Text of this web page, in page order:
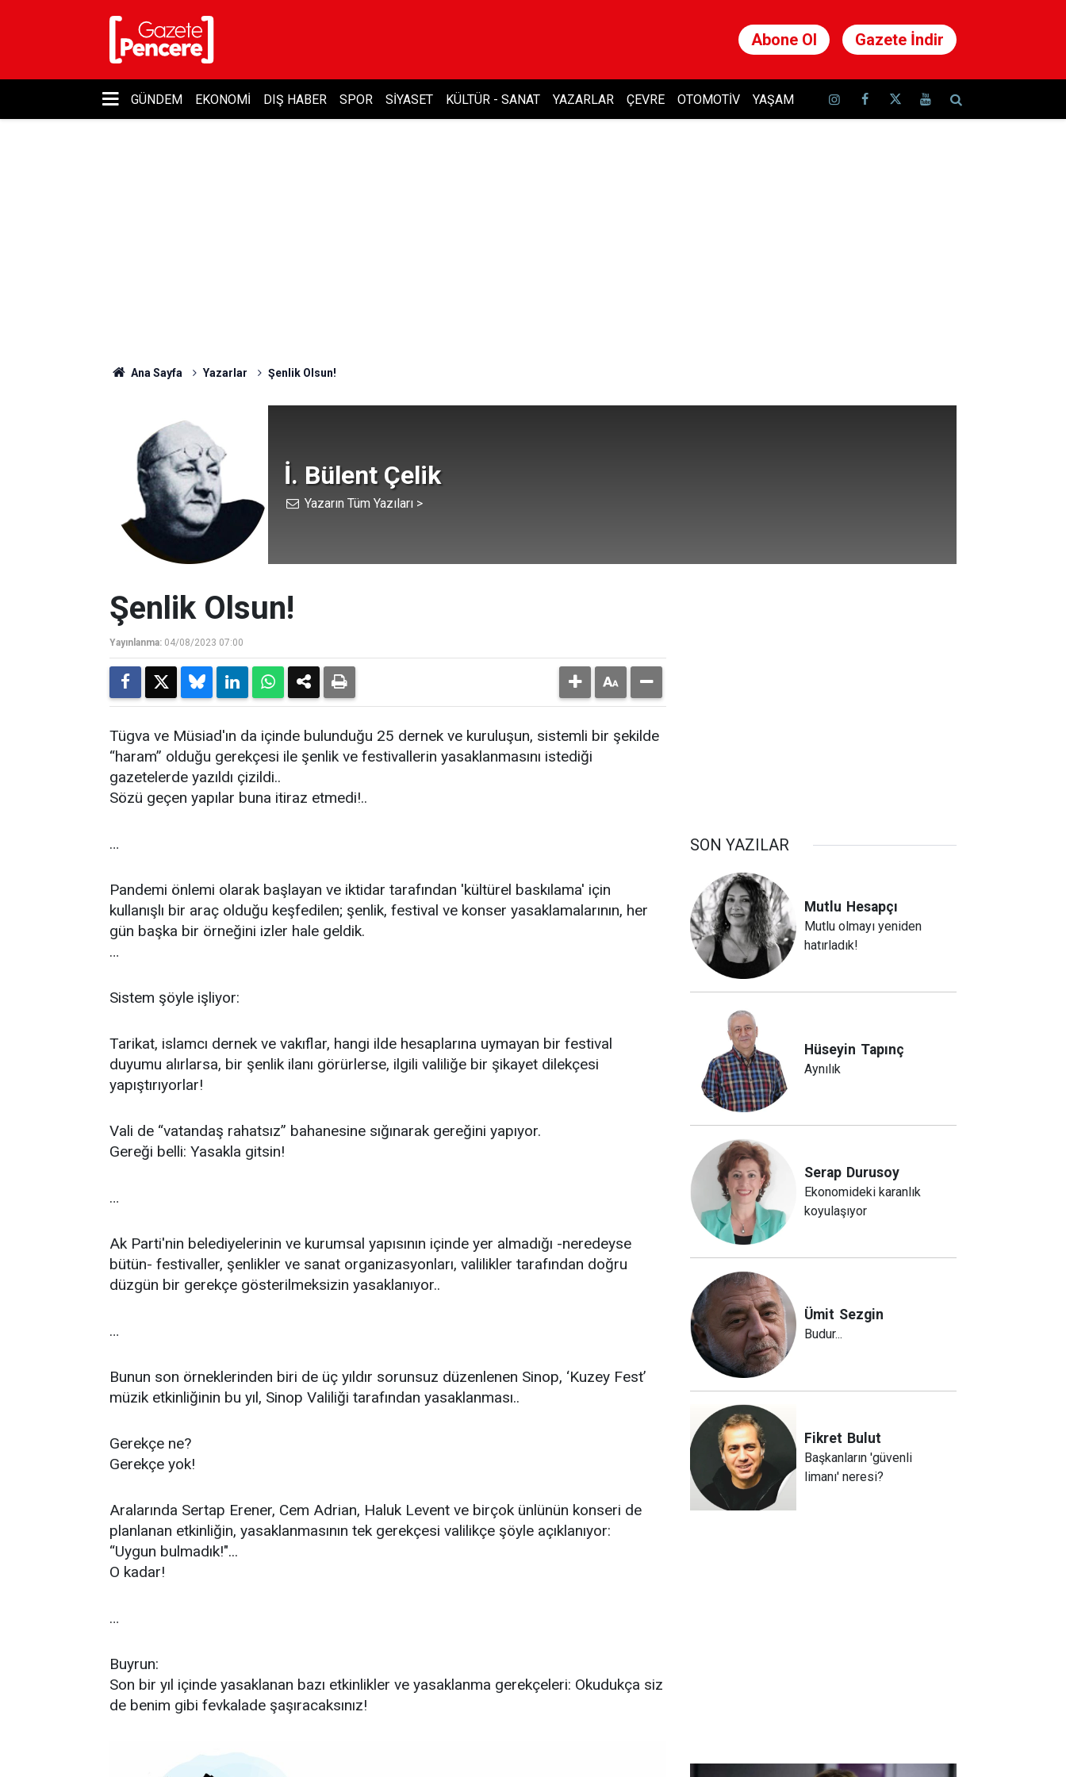
Abone Ol Gazete İndir
GÜNDEM EKONOMI DIŞ HABER SPOR SIYASET KÜLTÜR - SANAT YAZARLAR ÇEVRE OTOMOTIV YAŞAM
Ana Sayfa Yazarlar Şenlik Olsun!
İ. Bülent Çelik
Yazarın Tüm Yazıları >
Şenlik Olsun!
Yayınlanma: 04/08/2023 07:00
Tügva ve Müsiad'ın da içinde bulunduğu 25 dernek ve kuruluşun, sistemli bir şekilde
“haram” olduğu gerekçesi ile şenlik ve festivallerin yasaklanmasını istediği
gazetelerde yazıldı çizildi..
Sözü geçen yapılar buna itiraz etmedi!..
…
Pandemi önlemi olarak başlayan ve iktidar tarafından 'kültürel baskılama' için
kullanışlı bir araç olduğu keşfedilen; şenlik, festival ve konser yasaklamalarının, her
gün başka bir örneğini izler hale geldik.
…
Sistem şöyle işliyor:
Tarikat, islamcı dernek ve vakıflar, hangi ilde hesaplarına uymayan bir festival
duyumu alırlarsa, bir şenlik ilanı görürlerse, ilgili valiliğe bir şikayet dilekçesi
yapıştırıyorlar!
Vali de “vatandaş rahatsız” bahanesine sığınarak gereğini yapıyor.
Gereği belli: Yasakla gitsin!
…
Ak Parti'nin belediyelerinin ve kurumsal yapısının içinde yer almadığı -neredeyse
bütün- festivaller, şenlikler ve sanat organizasyonları, valilikler tarafından doğru
düzgün bir gerekçe gösterilmeksizin yasaklanıyor..
…
Bunun son örneklerinden biri de üç yıldır sorunsuz düzenlenen Sinop, ‘Kuzey Fest’
müzik etkinliğinin bu yıl, Sinop Valiliği tarafından yasaklanması..
Gerekçe ne?
Gerekçe yok!
Aralarında Sertap Erener, Cem Adrian, Haluk Levent ve birçok ünlünün konseri de
planlanan etkinliğin, yasaklanmasının tek gerekçesi valilikçe şöyle açıklanıyor:
“Uygun bulmadık!"...
O kadar!
…
Buyrun:
Son bir yıl içinde yasaklanan bazı etkinlikler ve yasaklanma gerekçeleri: Okudukça siz
de benim gibi fevkalade şaşıracaksınız!
SON YAZILAR
Mutlu Hesapçı
Mutlu olmayı yeniden
hatırladık!
Hüseyin Tapınç
Aynılık
Serap Durusoy
Ekonomideki karanlık
koyulaşıyor
Ümit Sezgin
Budur...
Fikret Bulut
Başkanların 'güvenli
limanı' neresi?